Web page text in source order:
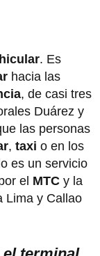
. Es
hacia las
, de casi tres
Duárez y
las personas
, taxi o en los
es un servicio
el MTC y la
Lima y Callao